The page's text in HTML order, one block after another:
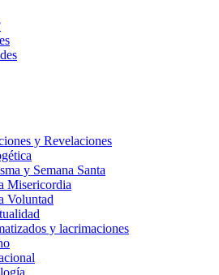
y Revelaciones
y Semana Santa
Misericordia
Voluntad
y lacrimaciones